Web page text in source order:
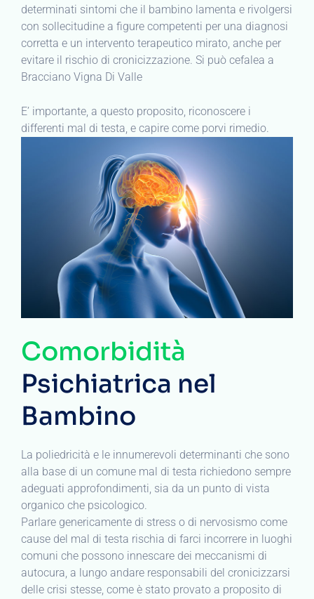
determinati sintomi che il bambino lamenta e rivolgersi
con sollecitudine a figure competenti per una diagnosi
corretta e un intervento terapeutico mirato, anche per
evitare il rischio di cronicizzazione. Si può cefalea a
Bracciano Vigna Di Valle
E’ importante, a questo proposito, riconoscere i
differenti mal di testa, e capire come porvi rimedio.
Comorbidità
Psichiatrica nel
Bambino
La poliedricità e le innumerevoli determinanti che sono
alla base di un comune mal di testa richiedono sempre
adeguati approfondimenti, sia da un punto di vista
organico che psicologico.
Parlare genericamente di stress o di nervosismo come
cause del mal di testa rischia di farci incorrere in luoghi
comuni che possono innescare dei meccanismi di
autocura, a lungo andare responsabili del cronicizzarsi
delle crisi stesse, come è stato provato a proposito di